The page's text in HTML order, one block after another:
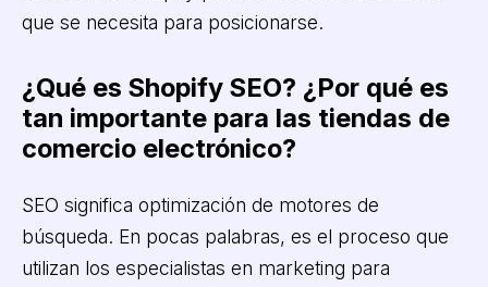
que se necesita para posicionarse.
¿Qué es Shopify SEO? ¿Por qué es
tan importante para las tiendas de
comercio electrónico?
SEO significa optimización de motores de
búsqueda. En pocas palabras, es el proceso que
utilizan los especialistas en marketing para